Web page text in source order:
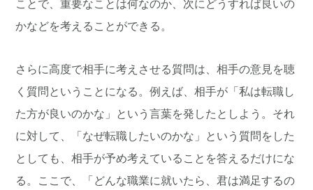
ことで、重要なことは何なのか、次にどうすれば良いの
かなどを考えることができる。
さらに高度で相手に考えさせる質問は、相手の意見を聴
く質問ということになる。例えば、相手が「私は転職し
た方が良いのかな」という言葉を発したとしよう。それ
に対して、「なぜ転職したいのかな」という質問をした
としても、相手が予め考えていることを答えるだけにな
る。ここで、「どんな職業に就いたら、君は満足するの